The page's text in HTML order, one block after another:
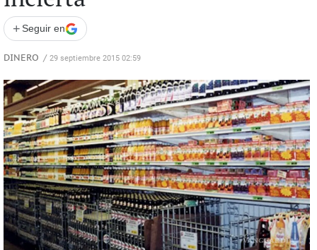
+ Seguir en
DINERO / 29 septiembre 2015 02:59